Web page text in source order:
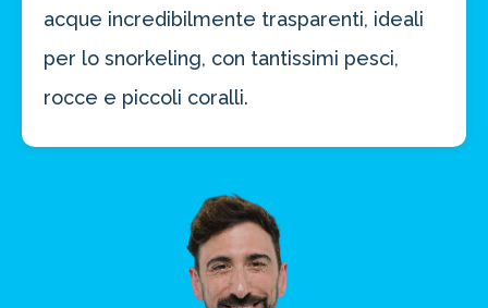
acque incredibilmente trasparenti, ideali
per lo snorkeling, con tantissimi pesci,
rocce e piccoli coralli.